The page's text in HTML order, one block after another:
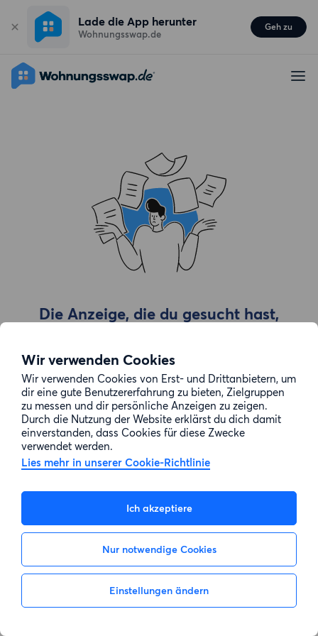
Wir verwenden Cookies
Wir verwenden Cookies von Erst- und Drittanbietern, um
dir eine gute Benutzererfahrung zu bieten, Zielgruppen
zu messen und dir persönliche Anzeigen zu zeigen.
Durch die Nutzung der Website erklärst du dich damit
einverstanden, dass Cookies für diese Zwecke
verwendet werden.
Lies mehr in unserer Cookie-Richtlinie
Ich akzeptiere
Nur notwendige Cookies
Einstellungen ändern
Lade die App herunter
Wohnungsswap.de
Geh zu
Die Anzeige, die du gesucht hast,
Zur Suche gehen